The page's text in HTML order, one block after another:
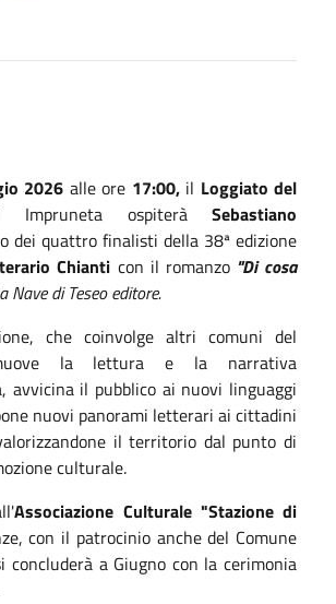
2026 alle ore 17:00,il Loggiato del
Impruneta ospiterà Sebastiano
dei quattro finalisti della 38ª edizione
Chianti con il romanzo "Di cosa
Nave di Teseo editore.
che coinvolge altri comuni del
la lettura e la narrativa
avvicina il pubblico ai nuovi linguaggi
nuovi panorami letterari ai cittadini
il territorio dal punto di
culturale.
Associazione Culturale "Stazione di
con il patrocinio anche del Comune
concluderà a Giugno con la cerimonia